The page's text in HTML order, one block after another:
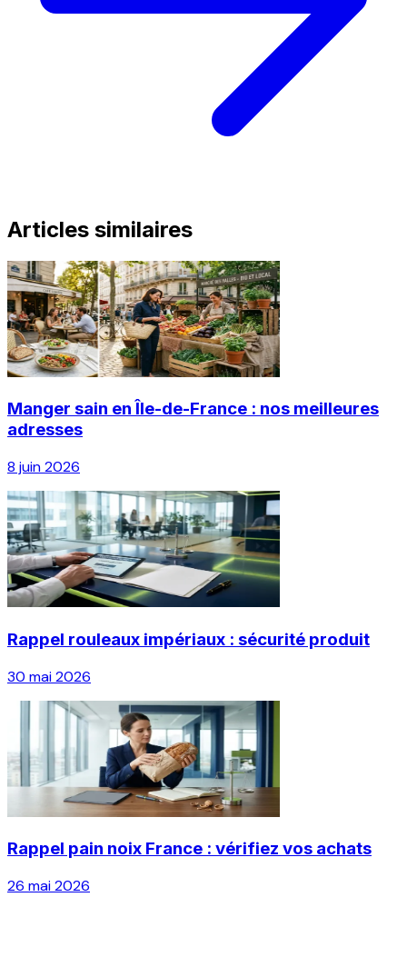
Articles similaires
Manger sain en Île-de-France : nos meilleures
adresses
8 juin 2026
Rappel rouleaux impériaux : sécurité produit
30 mai 2026
Rappel pain noix France : vérifiez vos achats
26 mai 2026